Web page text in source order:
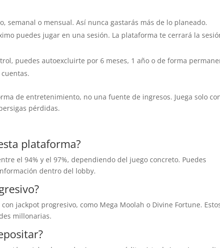
semanal o mensual. Así nunca gastarás más de lo planeado.
puedes jugar en una sesión. La plataforma te cerrará la
puedes autoexcluirte por 6 meses, 1 año o de forma
de entretenimiento, no una fuente de ingresos. Juega solo
pérdidas.
plataforma?
el 94% y el 97%, dependiendo del juego concreto. Puedes
dentro del lobby.
jackpot progresivo, como Mega Moolah o Divine Fortune.
millonarias.